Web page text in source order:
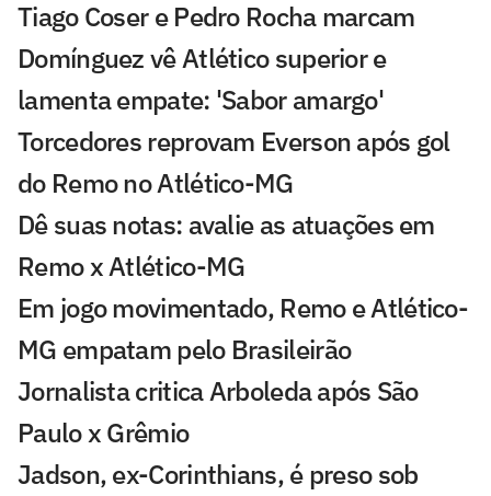
Tiago Coser e Pedro Rocha marcam
Domínguez vê Atlético superior e
lamenta empate: 'Sabor amargo'
Torcedores reprovam Everson após gol
do Remo no Atlético-MG
Dê suas notas: avalie as atuações em
Remo x Atlético-MG
Em jogo movimentado, Remo e Atlético-
MG empatam pelo Brasileirão
Jornalista critica Arboleda após São
Paulo x Grêmio
Jadson, ex-Corinthians, é preso sob